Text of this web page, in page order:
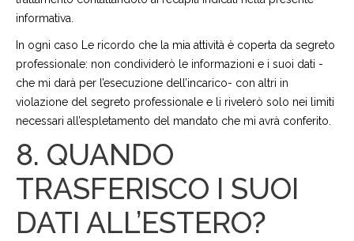
informativa.
In ogni caso Le ricordo che la mia attività è coperta da segreto
professionale: non condividerò le informazioni e i suoi dati -
che mi darà per l’esecuzione dell’incarico- con altri in
violazione del segreto professionale e li rivelerò solo nei limiti
necessari all’espletamento del mandato che mi avrà conferito.
8. QUANDO
TRASFERISCO I SUOI
DATI ALL’ESTERO?